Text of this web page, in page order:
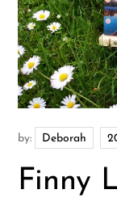
by: Deborah
Finny